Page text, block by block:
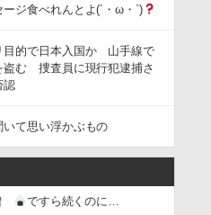
ージ食べれんとよ(´・ω・`)
目的で日本入国か 山手線で
盗む 捜査員に現行犯逮捕さ
認
いて思い浮かぶもの
ですら続くのに…